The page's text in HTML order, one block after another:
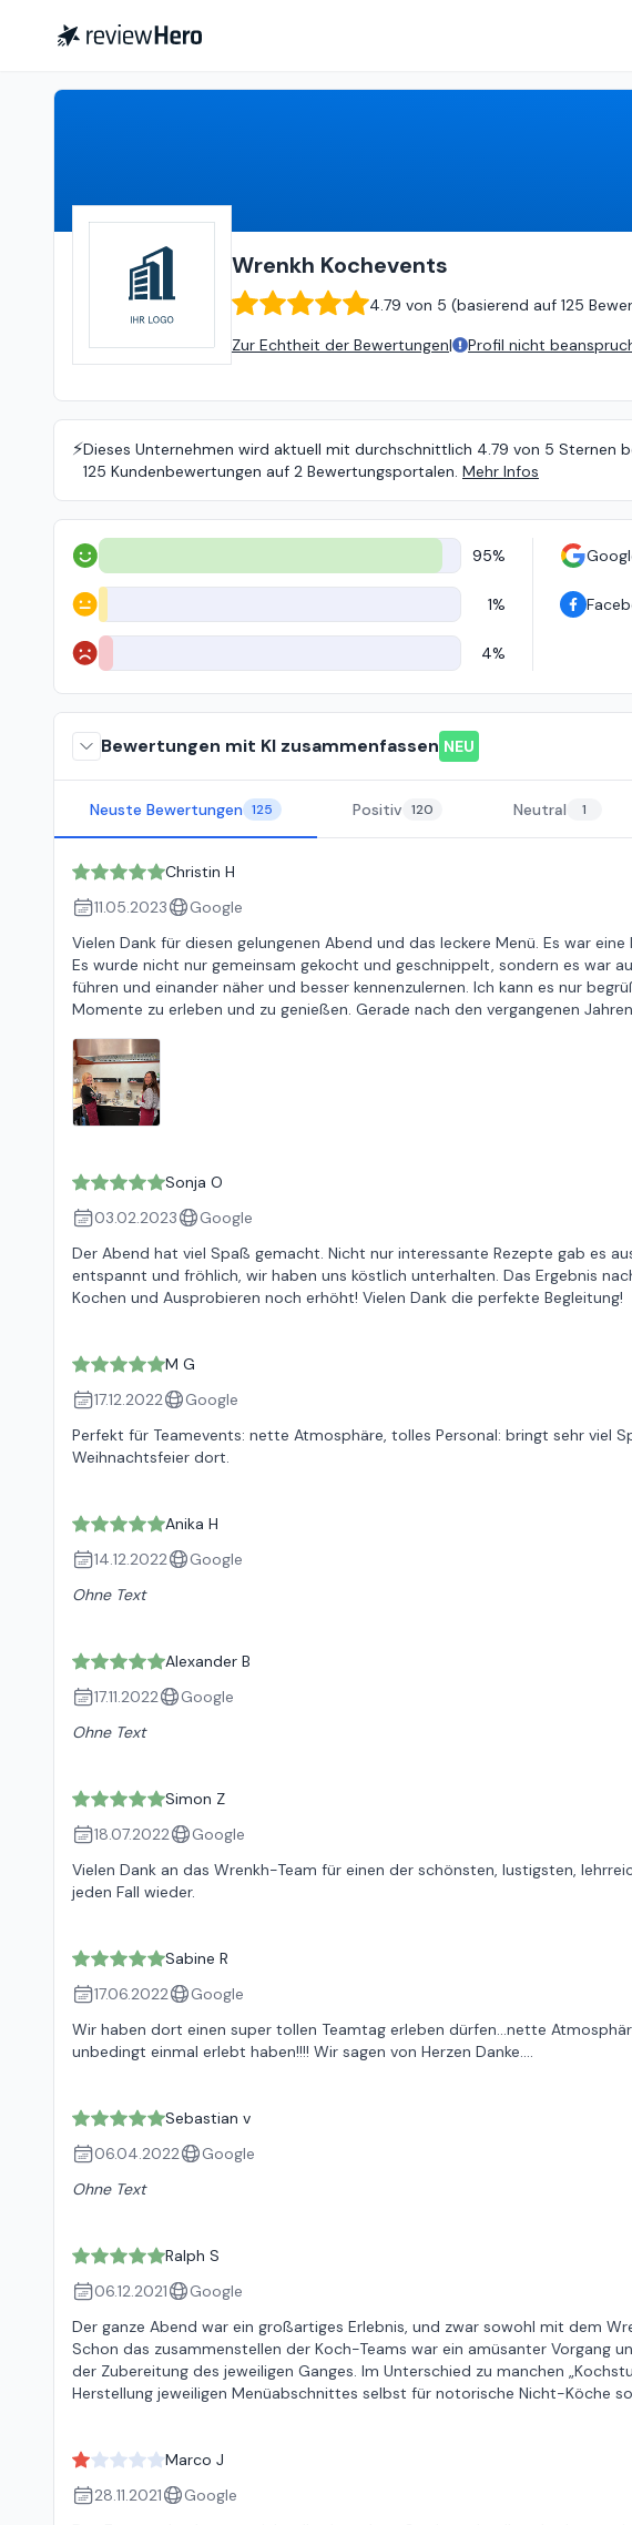
Wrenkh Kochevents
4.79 von 5 (basierend auf 125
Zur Echtheit der Bewertungen| Profil nicht
⚡️Dieses Unternehmen wird aktuell mit durchschnittlich 4.79 von 5 Sternen
125 Kundenbewertungen auf 2 Bewertungsportalen. Mehr Infos
Positiv 95%
Neutral 1%
Negativ 4%
Bewertungen mit KI zusammenfassen NEU
Neuste Bewertungen 125 Positiv 120 Neutral 1
Christin H
11.05.2023
Google
Vielen Dank für diesen gelungenen Abend und das leckere Menü. Es war
Es wurde nicht nur gemeinsam gekocht und geschnippelt, sondern es war
führen und einander näher und besser kennenzulernen. Ich kann es nur
Momente zu erleben und zu genießen. Gerade nach den vergangenen
Sonja O
03.02.2023
Google
Der Abend hat viel Spaß gemacht. Nicht nur interessante Rezepte gab es
entspannt und fröhlich, wir haben uns köstlich unterhalten. Das Ergebnis
Kochen und Ausprobieren noch erhöht! Vielen Dank die perfekte Begleitung!
M G
17.12.2022
Google
Perfekt für Teamevents: nette Atmosphäre, tolles Personal: bringt sehr viel
Weihnachtsfeier dort.
Anika H
14.12.2022
Google
Ohne Text
Alexander B
17.11.2022
Google
Ohne Text
Simon Z
18.07.2022
Google
Vielen Dank an das Wrenkh-Team für einen der schönsten, lustigsten,
jeden Fall wieder.
Sabine R
17.06.2022
Google
Wir haben dort einen super tollen Teamtag erleben dürfen...nette
unbedingt einmal erlebt haben!!!! Wir sagen von Herzen Danke....
Sebastian v
06.04.2022
Google
Ohne Text
Ralph S
06.12.2021
Google
Der ganze Abend war ein großartiges Erlebnis, und zwar sowohl mit dem
Schon das zusammenstellen der Koch-Teams war ein amüsanter Vorgang
der Zubereitung des jeweiligen Ganges. Im Unterschied zu manchen
Herstellung jeweiligen Menüabschnittes selbst für notorische Nicht-Köche
Marco J
28.11.2021
Google